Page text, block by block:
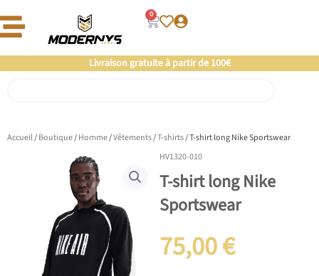
au
0
Panier
Livraison gratuite à partir de 100€
Offre un 🎁 Moderny’s : Coup de 💘 assuré
Accueil/Boutique/Homme/Vêtements/T-shirts/ T-shirt long Nike Sportswear
HV1320-010
T-shirt long Nike
Sportswear
75,00€